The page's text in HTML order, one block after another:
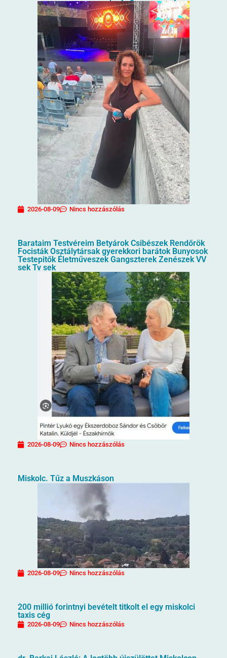
2026-08-09 Nincs hozzászólás
Barataim Testvéreim Betyárok Csibészek Rendőrök
Focisták Osztálytársak gyerekkori barátok Bunyosok
Testepitők Életműveszek Gangszterek Zenészek VV
sek Tv sek
2026-08-09 Nincs hozzászólás
Miskolc. Tűz a Muszkáson
2026-08-09 Nincs hozzászólás
200 millió forintnyi bevételt titkolt el egy miskolci
taxis cég
2026-08-09 Nincs hozzászólás